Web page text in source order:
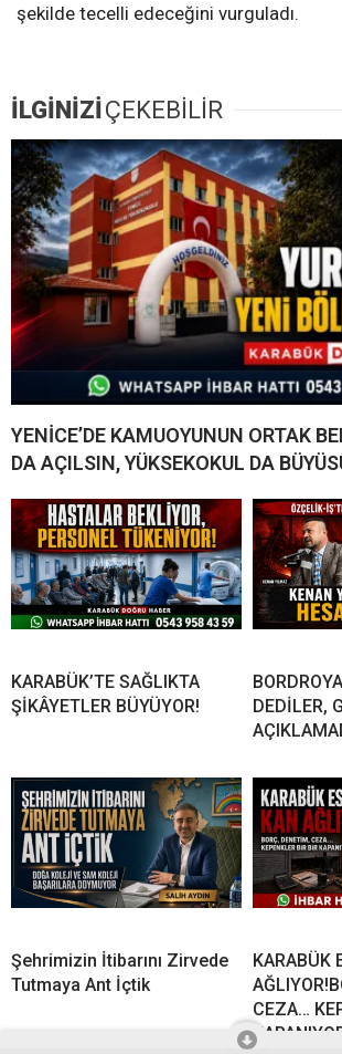
şekilde tecelli edeceğini vurguladı.
İLGİNİZİÇEKEBİLİR
YENİCE’DE KAMUOYUNUN ORTAK
DA AÇILSIN, YÜKSEKOKUL DA
KARABÜK’TE SAĞLIKTA
ŞİKÂYETLER BÜYÜYOR!
DEDİLER,
Şehrimizin İtibarını Zirvede
Tutmaya Ant İçtik
KARABÜK
CEZA…